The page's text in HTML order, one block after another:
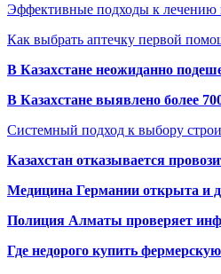
Эффективные подходы к лечению
Как выбрать аптечку первой
В Казахстане неожиданно
В Казахстане выявлено более
Системный подход к выбору
Казахстан отказывается
Медицина Германии открыта и
Полиция Алматы проверяет
Где недорого купить